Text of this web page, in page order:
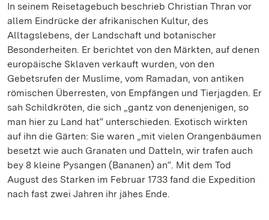
In seinem Reisetagebuch beschrieb Christian Thran vor
allem Eindrücke der afrikanischen Kultur, des
Alltagslebens, der Landschaft und botanischer
Besonderheiten. Er berichtet von den Märkten, auf denen
europäische Sklaven verkauft wurden, von den
Gebetsrufen der Muslime, vom Ramadan, von antiken
römischen Überresten, von Empfängen und Tierjagden. Er
sah Schildkröten, die sich „gantz von denenjenigen, so
man hier zu Land hat“ unterschieden. Exotisch wirkten
auf ihn die Gärten: Sie waren „mit vielen Orangenbäumen
besetzt wie auch Granaten und Datteln, wir trafen auch
bey 8 kleine Pysangen (Bananen) an“. Mit dem Tod
August des Starken im Februar 1733 fand die Expedition
nach fast zwei Jahren ihr jähes Ende.